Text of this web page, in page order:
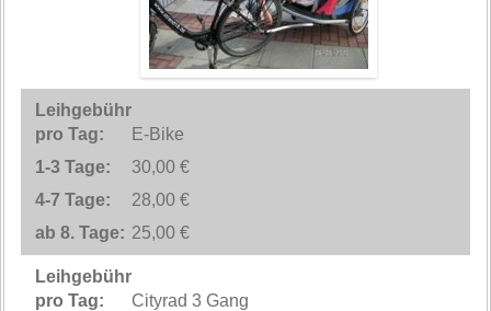
E-Bike
30,00 €
28,00 €
25,00 €
Cityrad 3 Gang